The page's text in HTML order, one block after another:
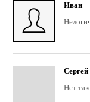
Иван
Нет